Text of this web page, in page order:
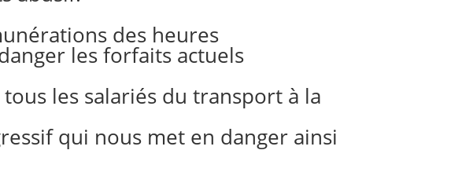
des heures
les forfaits actuels
les salariés du transport à la
qui nous met en danger ainsi